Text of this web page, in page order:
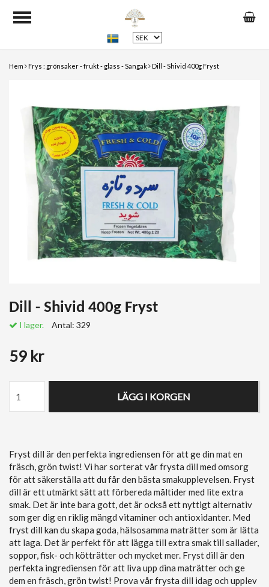
Hem Frys : grönsaker - frukt - glass - Sangak Dill - Shivid 400g Fryst
Dill - Shivid 400g Fryst
I lager. Antal: 329
59 kr
LÄGG I KORGEN
Fryst dill är den perfekta ingrediensen för att ge din mat en
fräsch, grön twist! Vi har sorterat vår frysta dill med omsorg
för att säkerställa att du får den bästa smakupplevelsen. Fryst
dill är ett utmärkt sätt att förbereda måltider med lite extra
smak. Det är inte bara gott, det är också ett nyttigt alternativ
som ger dig en riklig mängd vitaminer och antioxidanter. Med
fryst dill kan du skapa goda, hälsosamma maträtter som är lätta
att laga. Det är perfekt för att lägga till extra smak till sallader,
soppor, fisk- och kötträtter och mycket mer. Fryst dill är den
perfekta ingrediensen för att liva upp dina maträtter och ge
dem en fräsch, grön twist! Prova vår frysta dill idag och upplev